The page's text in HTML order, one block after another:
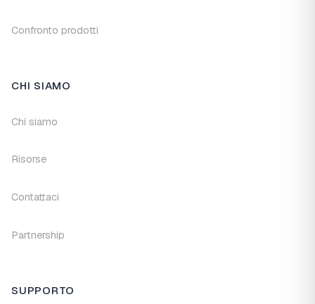
Confronto prodotti
CHI SIAMO
Chi siamo
Risorse
Contattaci
Partnership
SUPPORTO